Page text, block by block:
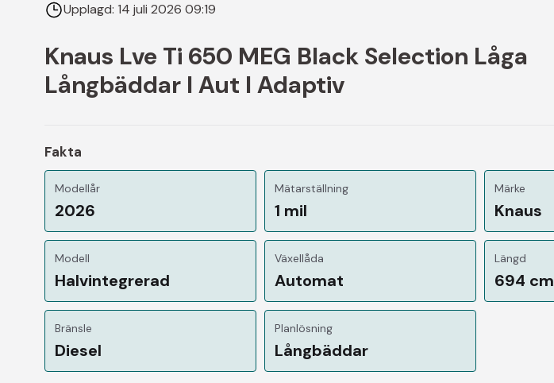
Upplagd: 14 juli 2026 09:19
Knaus Lve Ti 650 MEG Black Selection Låga
Långbäddar I Aut I Adaptiv
Fakta
Modellår
2026
Mätarställning
1 mil
Märke
Knaus
Modell
Halvintegrerad
Växellåda
Automat
Längd
694 cm
Bränsle
Diesel
Planlösning
Långbäddar